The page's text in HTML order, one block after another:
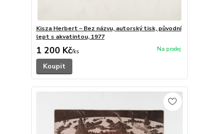
Kisza Herbert – Bez názvu, autorský tisk, původní
lept s akvatintou, 1977
1 200 Kč/ks
Koupit